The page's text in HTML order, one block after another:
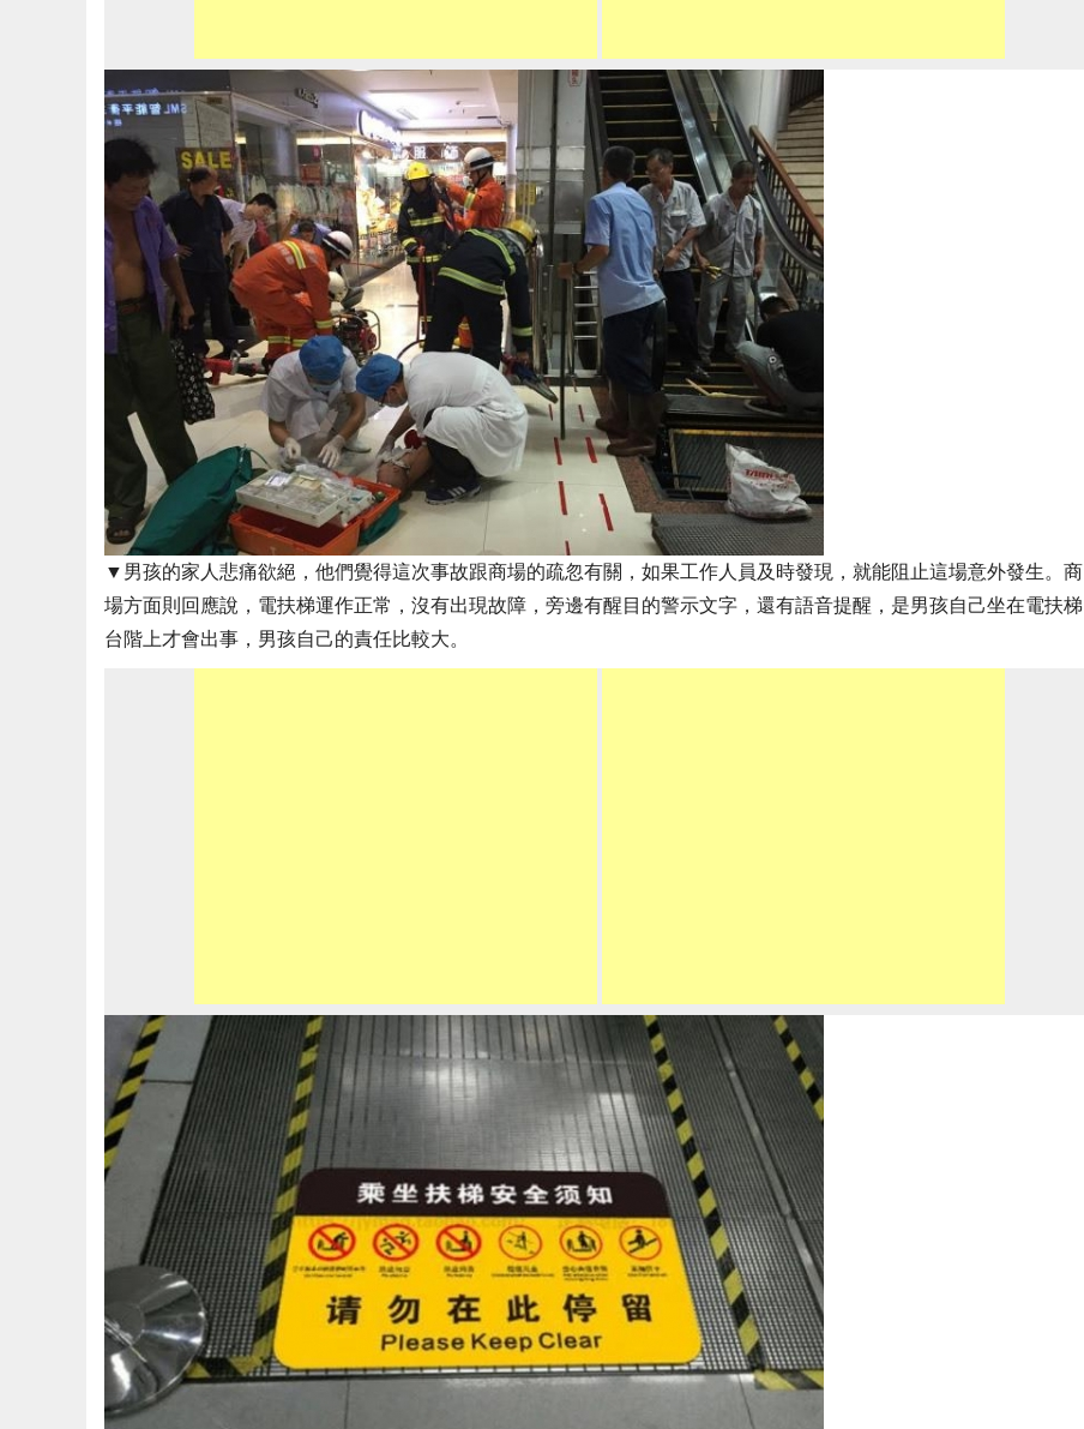
▼男孩的家人悲痛欲絕，他們覺得這次事故跟商場的疏忽有關，如果工作人員及時發現，就能阻止這場意外發生。商
場方面則回應說，電扶梯運作正常，沒有出現故障，旁邊有醒目的警示文字，還有語音提醒，是男孩自己坐在電扶梯
台階上才會出事，男孩自己的責任比較大。